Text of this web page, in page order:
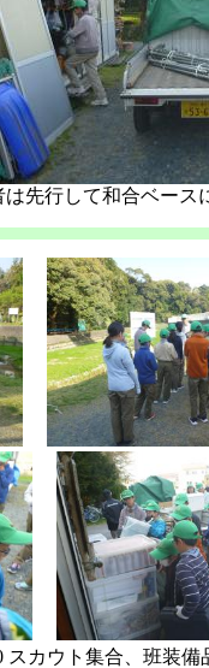
は先行して和合ベー
スカウト集合、班装